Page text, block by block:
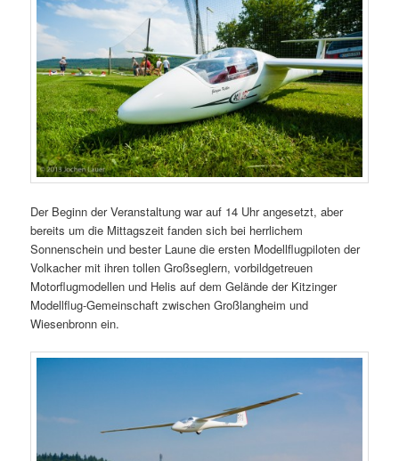
Der Beginn der Veranstaltung war auf 14 Uhr angesetzt, aber
bereits um die Mittagszeit fanden sich bei herrlichem
Sonnenschein und bester Laune die ersten Modellflugpiloten der
Volkacher mit ihren tollen Großseglern, vorbildgetreuen
Motorflugmodellen und Helis auf dem Gelände der Kitzinger
Modellflug-Gemeinschaft zwischen Großlangheim und
Wiesenbronn ein.